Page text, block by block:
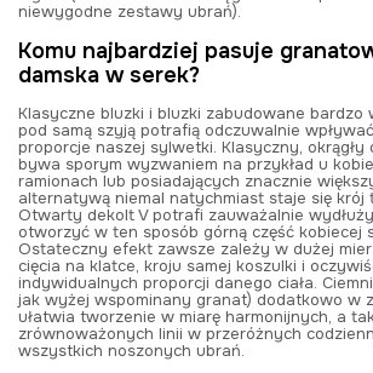
niewygodne zestawy ubrań).
Komu najbardziej pasuje
damska w serek?
Klasyczne bluzki i bluzki zabudowane bardzo
pod samą szyją potrafią odczuwalnie
proporcje naszej sylwetki. Klasyczny, okrągły
bywa sporym wyzwaniem na przykład u
ramionach lub posiadających znacznie
alternatywą niemal natychmiast staje się krój
Otwarty dekolt V potrafi zauważalnie
otworzyć w ten sposób górną część kobiecej
Ostateczny efekt zawsze zależy w dużej
cięcia na klatce, kroju samej koszulki i
indywidualnych proporcji danego ciała.
jak wyżej wspominany granat) dodatkowo w
ułatwia tworzenie w miarę harmonijnych, a
zrównoważonych linii w przeróżnych
wszystkich noszonych ubrań.